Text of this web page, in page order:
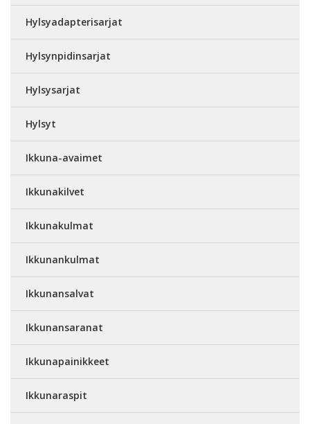
Hylsyadapterisarjat
Hylsynpidinsarjat
Hylsysarjat
Hylsyt
Ikkuna-avaimet
Ikkunakilvet
Ikkunakulmat
Ikkunankulmat
Ikkunansalvat
Ikkunansaranat
Ikkunapainikkeet
Ikkunaraspit